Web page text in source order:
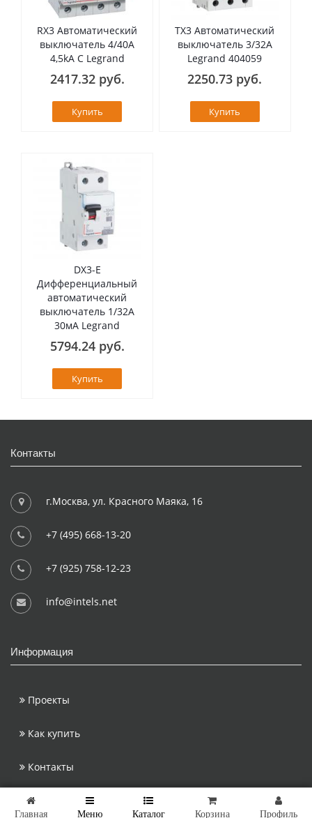
RX3 Автоматический
выключатель 4/40А
4,5kA C Legrand
2417.32 руб.
Купить
TX3 Автоматический
выключатель 3/32А
Legrand 404059
2250.73 руб.
Купить
DX3-E
Дифференциальный
автоматический
выключатель 1/32А
30мА Legrand
5794.24 руб.
Купить
Контакты
г.Москва, ул. Красного Маяка, 16
+7 (495) 668-13-20
+7 (925) 758-12-23
info@intels.net
Информация
Проекты
Как купить
Контакты
Copyright © 2026 Интэлс - интернет-магазин
Главная Меню Каталог Корзина Профиль